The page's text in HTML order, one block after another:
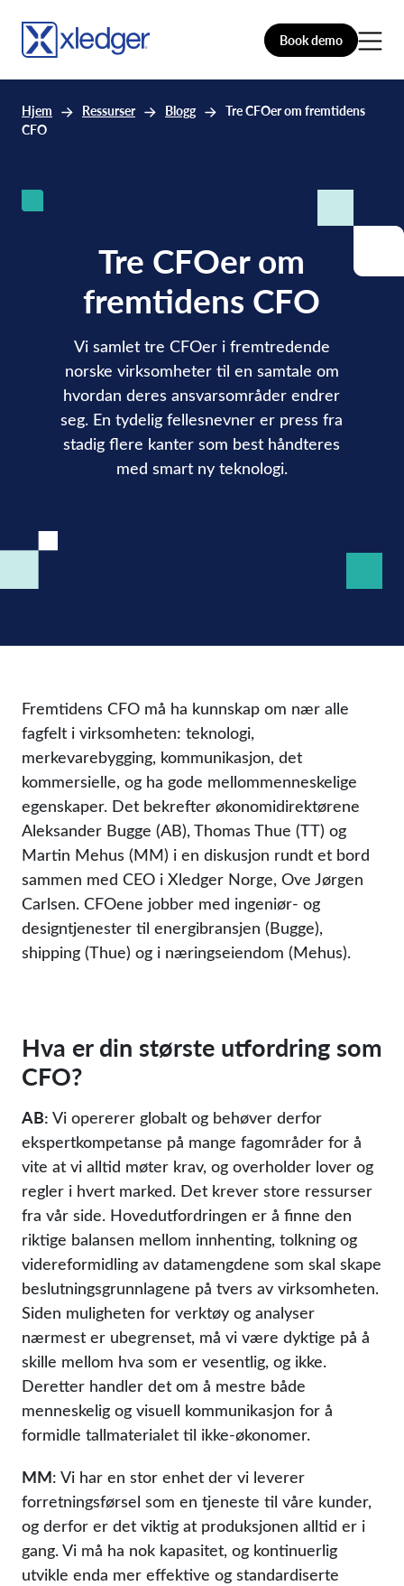
Book demo
Hjem Ressurser Blogg
Tre CFOer om fremtidens
CFO
Tre CFOer om
fremtidens CFO
Vi samlet tre CFOer i fremtredende
norske virksomheter til en samtale om
hvordan deres ansvarsområder endrer
seg. En tydelig fellesnevner er press fra
stadig flere kanter som best håndteres
med smart ny teknologi.
Fremtidens CFO må ha kunnskap om nær alle
fagfelt i virksomheten: teknologi,
merkevarebygging, kommunikasjon, det
kommersielle, og ha gode mellommenneskelige
egenskaper. Det bekrefter økonomidirektørene
Aleksander Bugge (AB), Thomas Thue (TT) og
Martin Mehus (MM) i en diskusjon rundt et bord
sammen med CEO i Xledger Norge, Ove Jørgen
Carlsen. CFOene jobber med ingeniør- og
designtjenester til energibransjen (Bugge),
shipping (Thue) og i næringseiendom (Mehus).
Hva er din største utfordring som
CFO?
AB: Vi opererer globalt og behøver derfor
ekspertkompetanse på mange fagområder for å
vite at vi alltid møter krav, og overholder lover og
regler i hvert marked. Det krever store ressurser
fra vår side. Hovedutfordringen er å finne den
riktige balansen mellom innhenting, tolkning og
videreformidling av datamengdene som skal skape
beslutningsgrunnlagene på tvers av virksomheten.
Siden muligheten for verktøy og analyser
nærmest er ubegrenset, må vi være dyktige på å
skille mellom hva som er vesentlig, og ikke.
Deretter handler det om å mestre både
menneskelig og visuell kommunikasjon for å
formidle tallmaterialet til ikke-økonomer.
MM: Vi har en stor enhet der vi leverer
forretningsførsel som en tjeneste til våre kunder,
og derfor er det viktig at produksjonen alltid er i
gang. Vi må ha nok kapasitet, og kontinuerlig
utvikle enda mer effektive og standardiserte